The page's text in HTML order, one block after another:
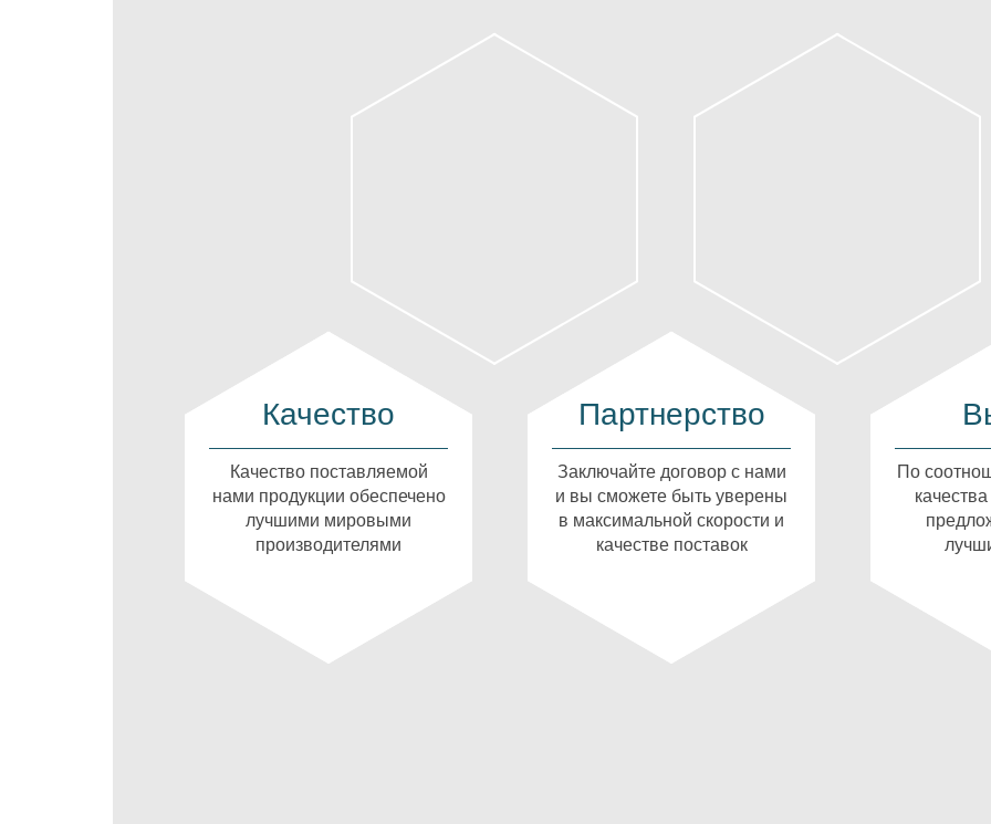
Качество
Качество поставляемой
нами продукции обеспечено
лучшими мировыми
производителями
Партнерство
Заключайте договор с нами
и вы сможете быть уверены
в максимальной скорости и
качестве поставок
По